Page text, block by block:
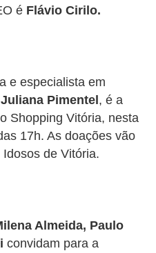
é Flávio Cirilo.
e especialista em
Juliana Pimentel , é a
Shopping Vitória, nesta
17h. As doações vão
de Vitória.
Almeida, Paulo
convidam para a